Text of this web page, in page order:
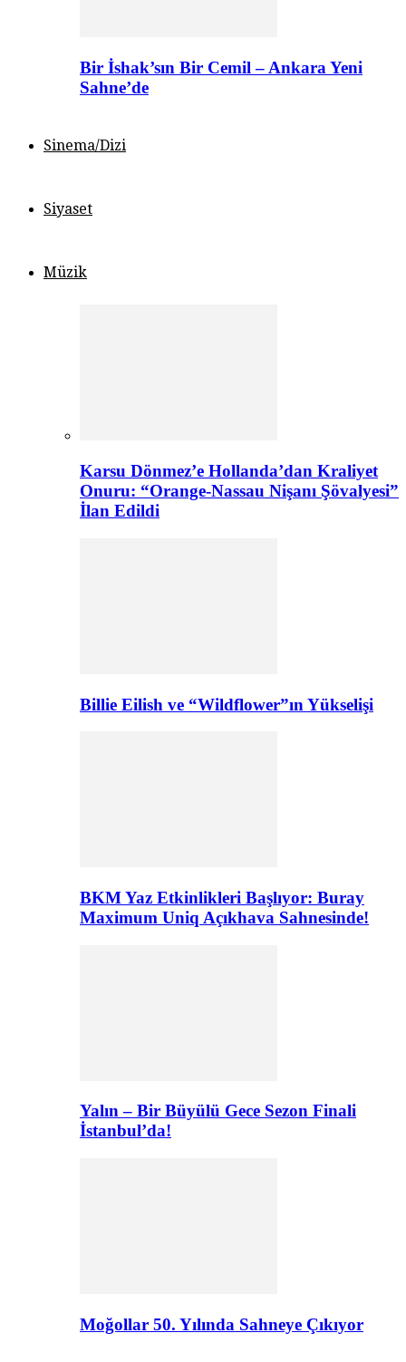
Bir İshak’sın Bir Cemil – Ankara Yeni
Sahne’de
Sinema/Dizi
Siyaset
Müzik
Karsu Dönmez’e Hollanda’dan Kraliyet
Onuru: “Orange-Nassau Nişanı Şövalyesi”
İlan Edildi
Billie Eilish ve “Wildflower”ın Yükselişi
BKM Yaz Etkinlikleri Başlıyor: Buray
Maximum Uniq Açıkhava Sahnesinde!
Yalın – Bir Büyülü Gece Sezon Finali
İstanbul’da!
Moğollar 50. Yılında Sahneye Çıkıyor